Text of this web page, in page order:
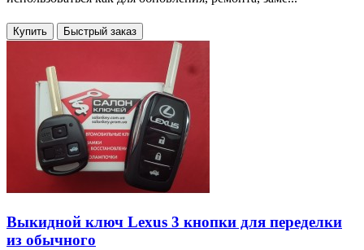
Купить
Выкидной ключ Lexus 3 кнопки для переделки
из обычного